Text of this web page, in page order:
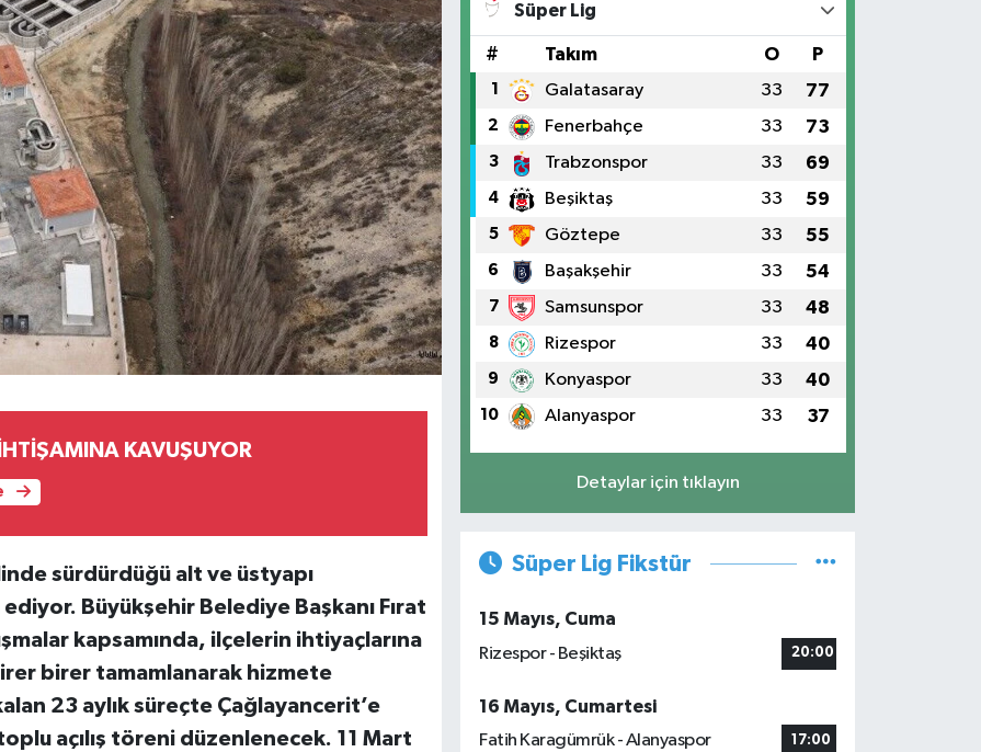
KAVUŞUYOR
sürdürdüğü alt ve üstyapı
Büyükşehir Belediye Başkanı Fırat
kapsamında, ilçelerin ihtiyaçlarına
birer tamamlanarak hizmete
23 aylık süreçte Çağlayancerit’e
açılış töreni düzenlenecek. 11 Mart
Süper Lig
# Takım O P
1 Galatasaray 33 77
2 Fenerbahçe 33 73
3 Trabzonspor 33 69
4 Beşiktaş 33 59
5 Göztepe 33 55
6 Başakşehir 33 54
7 Samsunspor 33 48
8 Rizespor 33 40
9 Konyaspor 33 40
10 Alanyaspor 33 37
Detaylar için tıklayın
Süper Lig Fikstür
15 Mayıs, Cuma
Rizespor - Beşiktaş
20:00
16 Mayıs, Cumartesi
Fatih Karagümrük - Alanyaspor
17:00